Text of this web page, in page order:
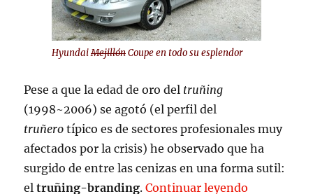
HyundaiMejillónCoupe en todo su esplendor
Pese a que la edad de oro del truñing
(1998~2006) se agotó (el perfil del
truñero típico es de sectores profesionales muy
afectados por la crisis) he observado que ha
surgido de entre las cenizas en una forma sutil:
eltruñing-branding.Continuar leyendo